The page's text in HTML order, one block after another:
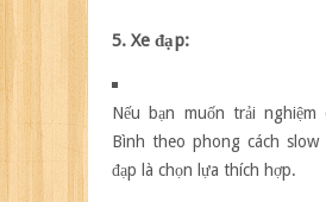
5. Xe đạp:
Nếu bạn muốn trải
Bình theo phong cách
đạp là chọn lựa thích hợp.